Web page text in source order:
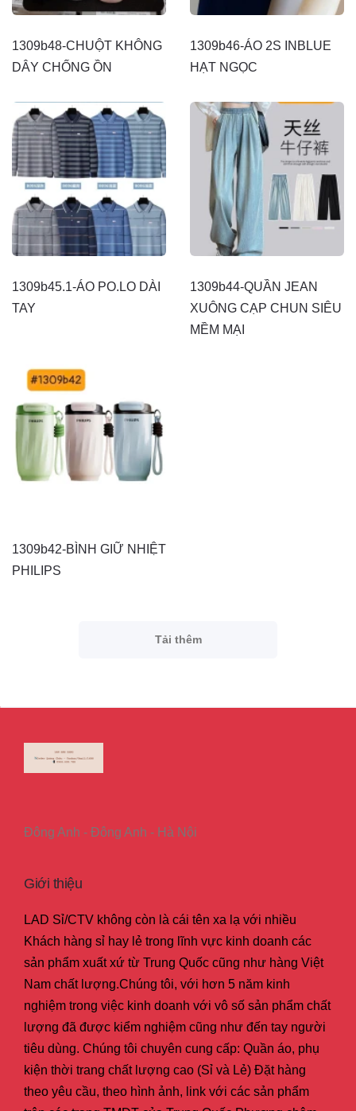
1309b48-CHUỘT KHÔNG
DÂY CHỐNG ỒN
1309b46-ÁO 2S INBLUE
HẠT NGỌC
1309b45.1-ÁO PO.LO DÀI
TAY
1309b44-QUẦN JEAN
XUÔNG CẠP CHUN SIÊU
MỀM MẠI
1309b42-BÌNH GIỮ NHIỆT
PHILIPS
Tải thêm
Đông Anh - Đông Anh - Hà Nội
Giới thiệu
LAD Sỉ/CTV không còn là cái tên xa lạ với nhiều
Khách hàng sỉ hay lẻ trong lĩnh vực kinh doanh các
sản phẩm xuất xứ từ Trung Quốc cũng như hàng Việt
Nam chất lượng.Chúng tôi, với hơn 5 năm kinh
nghiệm trong việc kinh doanh với vô số sản phẩm chất
lượng đã được kiểm nghiệm cũng như đến tay người
tiêu dùng. Chúng tôi chuyên cung cấp: Quần áo, phụ
kiện thời trang chất lượng cao (Sỉ và Lẻ) Đặt hàng
theo yêu cầu, theo hình ảnh, link với các sản phẩm